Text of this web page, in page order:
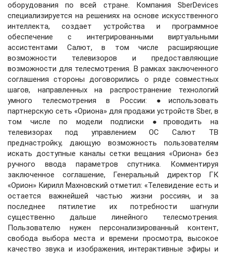
оборудования по всей стране. Компания SberDevices
специализируется на решениях на основе искусственного
интеллекта, создает устройства и программное
обеспечение с интегрированными виртуальными
ассистентами Салют, в том числе расширяющие
возможности телевизоров и предоставляющие
возможности для телесмотрения. В рамках заключенного
соглашения стороны договорились о ряде совместных
шагов, направленных на распространение технологий
умного телесмотрения в России: ●использовать
партнерскую сеть «Ориона» для продажи устройств Sber, в
том числе по модели подписки ●проводить на
телевизорах под управлением ОС Салют ТВ
преднастройку, дающую возможность пользователям
искать доступные каналы сетки вещания «Ориона» без
ручного ввода параметров спутника. Комментируя
заключенное соглашение, Генеральный директор ГК
«Орион» Кирилл Махновский отметил: «Телевидение есть и
остается важнейшей частью жизни россиян, и за
последнее пятилетие их потребности шагнули
существенно дальше линейного телесмотрения.
Пользователю нужен персонализированный контент,
свобода выбора места и времени просмотра, высокое
качество звука и изображения, интерактивные эфиры и